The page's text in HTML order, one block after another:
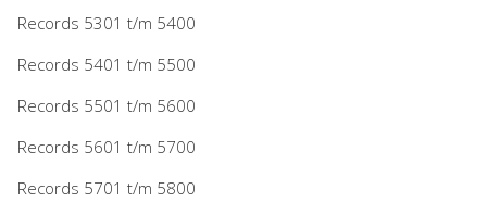
Records 5301 t/m 5400
Records 5401 t/m 5500
Records 5501 t/m 5600
Records 5601 t/m 5700
Records 5701 t/m 5800